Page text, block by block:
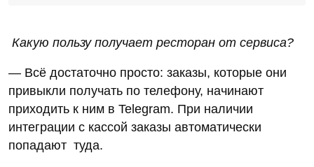
Какую пользу получает ресторан от сервиса?
— Всё достаточно просто: заказы, которые они
привыкли получать по телефону, начинают
приходить к ним в Telegram. При наличии
интеграции с кассой заказы автоматически
попадают туда.